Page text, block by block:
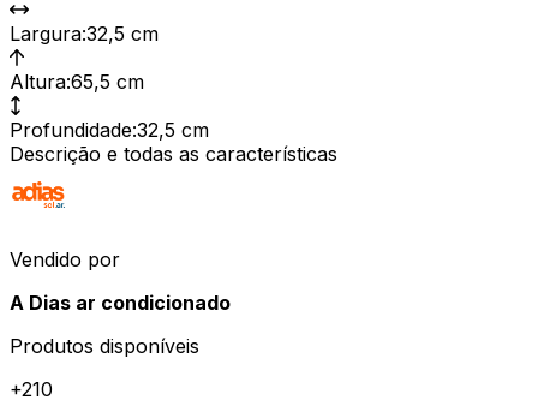
Largura:32,5 cm
Altura:65,5 cm
Profundidade:32,5 cm
Descrição e todas as características
Vendido por
A Dias ar condicionado
Produtos disponíveis
+210